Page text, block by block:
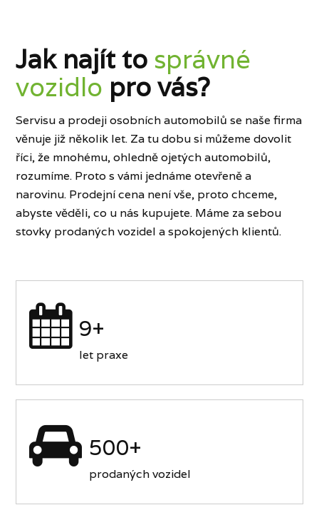
Jak najít to správné
vozidlo pro vás?
Servisu a prodeji osobních automobilů se naše firma
věnuje již několik let. Za tu dobu si můžeme dovolit
říci, že mnohému, ohledně ojetých automobilů,
rozumíme. Proto s vámi jednáme otevřeně a
narovinu. Prodejní cena není vše, proto chceme,
abyste věděli, co u nás kupujete. Máme za sebou
stovky prodaných vozidel a spokojených klientů.
9+
let praxe
500+
prodaných vozidel